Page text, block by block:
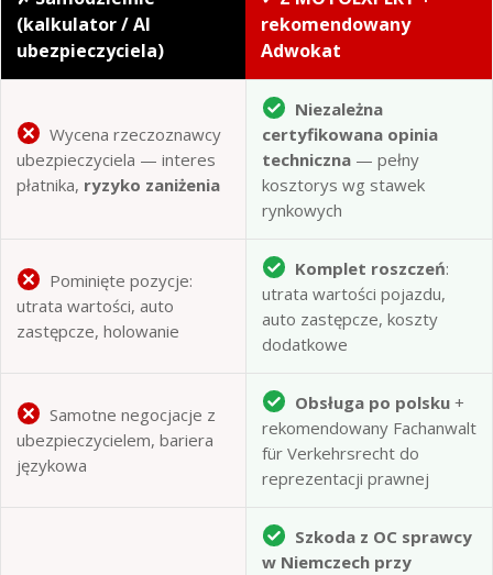
(kalkulator / AI
ubezpieczyciela)
rekomendowany
Adwokat
Wycena rzeczoznawcy
ubezpieczyciela — interes
płatnika, ryzyko zaniżenia
Niezależna
certyfikowana opinia
techniczna — pełny
kosztorys wg stawek
rynkowych
Pominięte pozycje:
utrata wartości, auto
zastępcze, holowanie
Komplet roszczeń:
utrata wartości pojazdu,
auto zastępcze, koszty
dodatkowe
Samotne negocjacje z
ubezpieczycielem, bariera
językowa
Obsługa po polsku +
rekomendowany Fachanwalt
für Verkehrsrecht do
reprezentacji prawnej
Szkoda z OC sprawcy
w Niemczech przy